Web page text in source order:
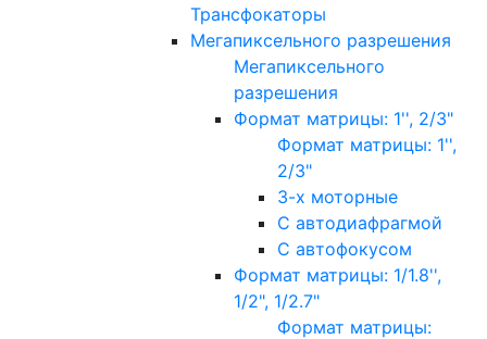
Трансфокаторы
Мегапиксельного разрешения
Мегапиксельного
разрешения
Формат матрицы: 1'', 2/3"
Формат матрицы: 1'',
2/3"
3-х моторные
С автодиафрагмой
С автофокусом
Формат матрицы: 1/1.8'',
1/2", 1/2.7"
Формат матрицы: